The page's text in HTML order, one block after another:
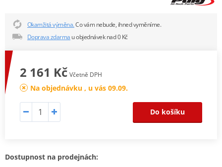
Okamžitá výměna.Co vám nebude, ihned vyměníme.
Doprava zdarma u objednávek nad 0 Kč
2 161 Kč Včetně DPH
Na objednávku , u vás 09.09.
Do košíku
Dostupnost na prodejnách: